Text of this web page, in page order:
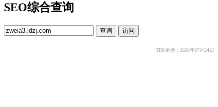
SEO综合查询
TDK更新：2026年07月24日